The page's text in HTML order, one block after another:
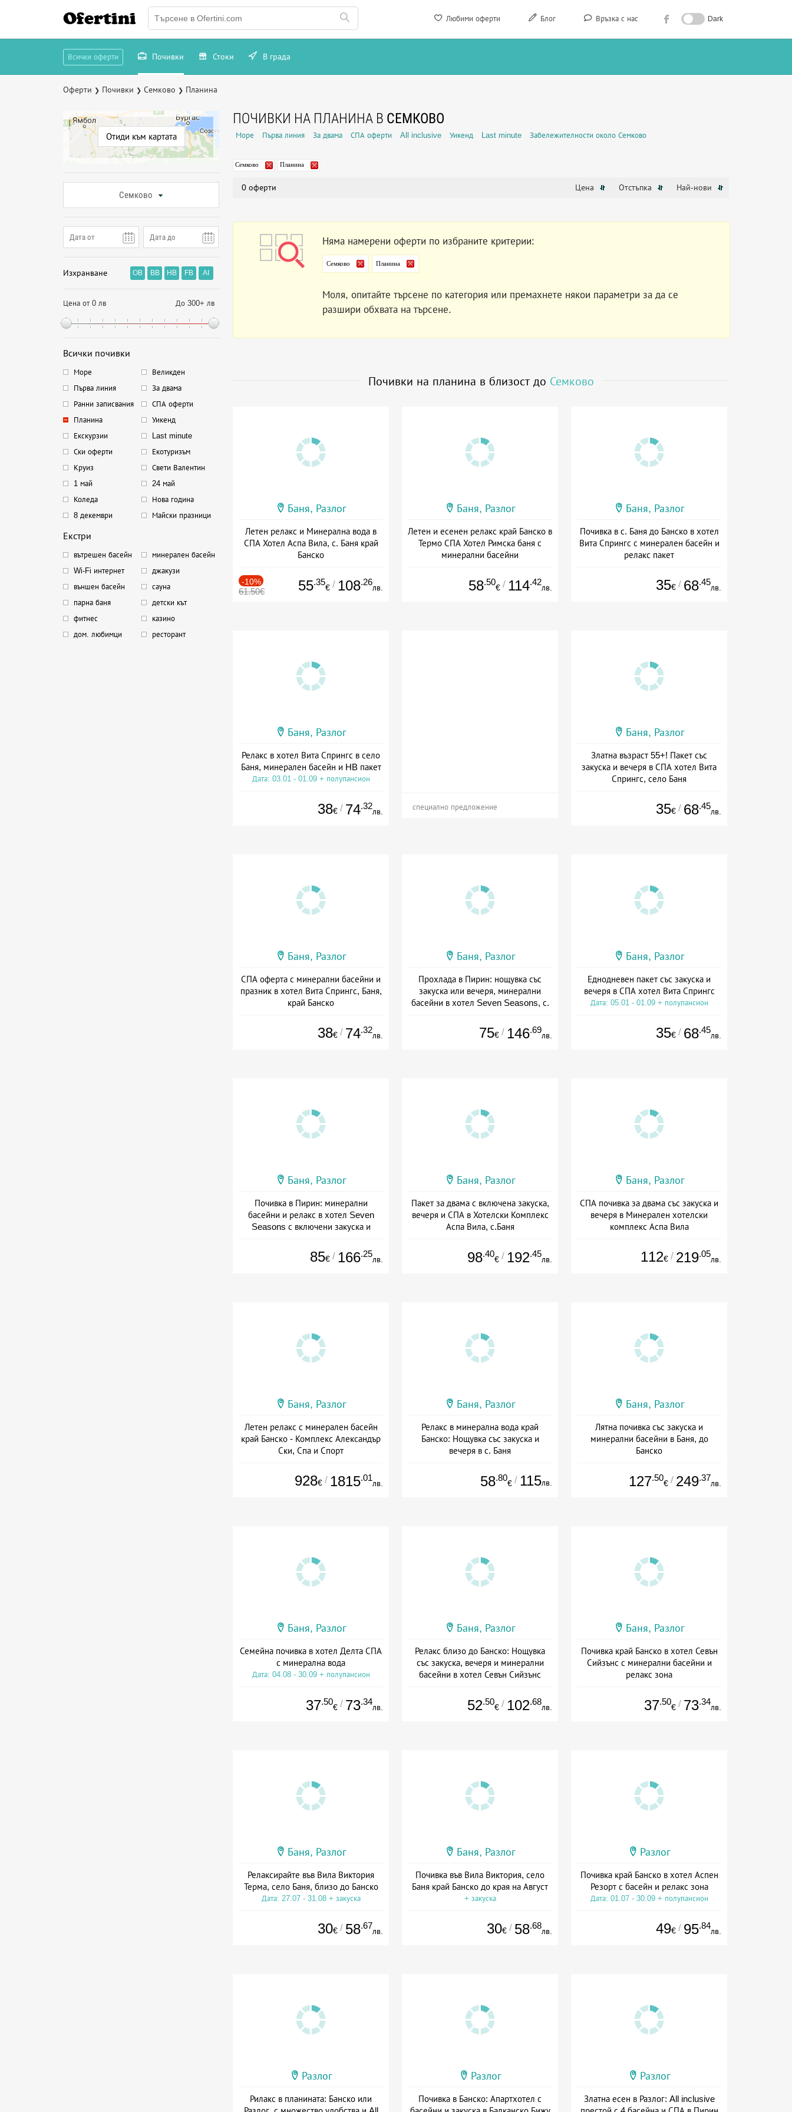
Любими оферти Блог Връзка с нас Dark
Ofertini
Всички оферти Почивки Стоки В града
Оферти ❯ Почивки ❯ Семково ❯ Планина
Отиди към картата
Семково
Изхранване OB BB HB FB AI
Цена от 0 лв До 300+ лв
Всички почивки
Море
Великден
Първа линия
За двама
Ранни записвания
СПА оферти
Планина
Уикенд
Екскурзии
Last minute
Ски оферти
Екотуризъм
Круиз
Свети Валентин
1 май
24 май
Коледа
Нова година
8 декември
Майски празници
Екстри
вътрешен басейн
минерален басейн
Wi-Fi интернет
джакузи
външен басейн
сауна
парна баня
детски кът
фитнес
казино
дом. любимци
ресторант
ПОЧИВКИ НА ПЛАНИНА В СЕМКОВО
Море Първа линия За двама СПА оферти All inclusive Уикенд Last minute Забележителности около Семково
Семково Планина
0 оферти Цена Отстъпка Най-нови
Няма намерени оферти по избраните критерии:
Семково Планина
Моля, опитайте търсене по категория или премахнете някои параметри за да се
разшири обхвата на търсене.
Почивки на планина в близост до Семково
Баня, Разлог
Летен релакс и Минерална вода в
СПА Хотел Аспа Вила, с. Баня край
Банско
-10%
61.50€ 55.35
€ / 108.26
лв.
Баня, Разлог
Летен и есенен релакс край Банско в
Термо СПА Хотел Римска баня с
минерални басейни
58.50
€ / 114.42
лв.
Баня, Разлог
Почивка в с. Баня до Банско в хотел
Вита Спрингс с минерален басейн и
релакс пакет
35€ / 68.45
лв.
Баня, Разлог
Релакс в хотел Вита Спрингс в село
Баня, минерален басейн и HB пакет
Дата: 03.01 - 01.09 + полупансион
38€ / 74.32
лв. специално предложение
Баня, Разлог
Златна възраст 55+! Пакет със
закуска и вечеря в СПА хотел Вита
Спрингс, село Баня
35€ / 68.45
лв.
Баня, Разлог
СПА оферта с минерални басейни и
празник в хотел Вита Спрингс, Баня,
край Банско
38€ / 74.32
лв.
Баня, Разлог
Прохлада в Пирин: нощувка със
закуска или вечеря, минерални
басейни в хотел Seven Seasons, с.
Дата: 07.08 - 30.11 + полупансион
75€ / 146.69
лв.
Баня, Разлог
Еднодневен пакет със закуска и
вечеря в СПА хотел Вита Спрингс
Дата: 05.01 - 01.09 + полупансион
35€ / 68.45
лв.
Баня, Разлог
Почивка в Пирин: минерални
басейни и релакс в хотел Seven
Seasons с включени закуска и
Дата: 08.07 - 30.11 + полупансион
85€ / 166.25
лв.
Баня, Разлог
Пакет за двама с включена закуска,
вечеря и СПА в Хотелски Комплекс
Аспа Вила, с.Баня
98.40
€ / 192.45
лв.
Баня, Разлог
СПА почивка за двама със закуска и
вечеря в Минерален хотелски
комплекс Аспа Вила
112€ / 219.05
лв.
Баня, Разлог
Летен релакс с минерален басейн
край Банско - Комплекс Александър
Ски, Спа и Спорт
928€ / 1815.01
лв.
Баня, Разлог
Релакс в минерална вода край
Банско: Нощувка със закуска и
вечеря в с. Баня
58.80
€ / 115лв.
Баня, Разлог
Лятна почивка със закуска и
минерални басейни в Баня, до
Банско
127.50
€ / 249.37
лв.
Баня, Разлог
Семейна почивка в хотел Делта СПА
с минерална вода
Дата: 04.08 - 30.09 + полупансион
37.50
€ / 73.34
лв.
Баня, Разлог
Релакс близо до Банско: Нощувка
със закуска, вечеря и минерални
басейни в хотел Севън Сийзънс
52.50
€ / 102.68
лв.
Баня, Разлог
Почивка край Банско в хотел Севън
Сийзънс с минерални басейни и
релакс зона
37.50
€ / 73.34
лв.
Баня, Разлог
Релаксирайте във Вила Виктория
Терма, село Баня, близо до Банско
Дата: 27.07 - 31.08 + закуска
30€ / 58.67
лв.
Баня, Разлог
Почивка във Вила Виктория, село
Баня край Банско до края на Август
+ закуска
30€ / 58.68
лв.
Разлог
Почивка край Банско в хотел Аспен
Резорт с басейн и релакс зона
Дата: 01.07 - 30.09 + полупансион
49€ / 95.84
лв.
Разлог
Рилакс в планината: Банско или
Разлог
Почивка в Банско: Апартхотел с
Разлог
Златна есен в Разлог: All inclusive